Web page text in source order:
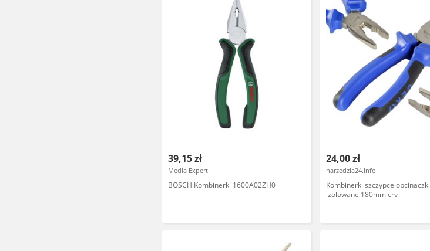
39,15 zł
Media Expert
BOSCH Kombinerki 1600A02ZH0
24,00 zł
narzedzia24.info
Kombinerki szczypce obcinaczki
izolowane 180mm crv